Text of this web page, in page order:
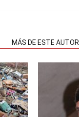
MÁS DE ESTE AUTOR